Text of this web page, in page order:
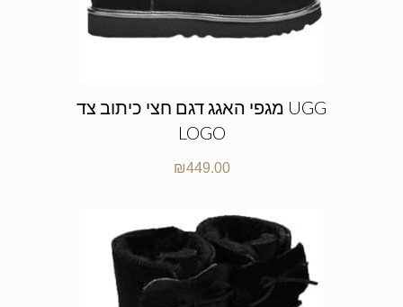
מגפי האגג דגם חצי כיתוב צד UGG
LOGO
₪449.00